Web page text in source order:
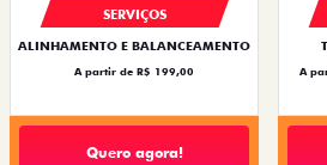
SERVIÇOS
ALINHAMENTO E BALANCEAMENTO
A partir de R$ 199,00
Quero agora!
A